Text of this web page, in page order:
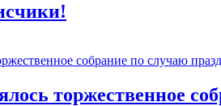
торжественное